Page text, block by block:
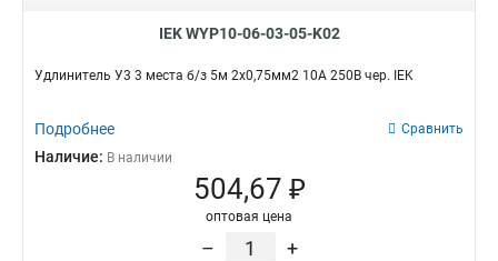
IEK WYP10-06-03-05-K02
Удлинитель У3 3 места б/з 5м 2х0,75мм2 10А 250В чер. IEK
Подробнее Сравнить
Наличие: В наличии
504,67 ₽
оптовая цена
– +